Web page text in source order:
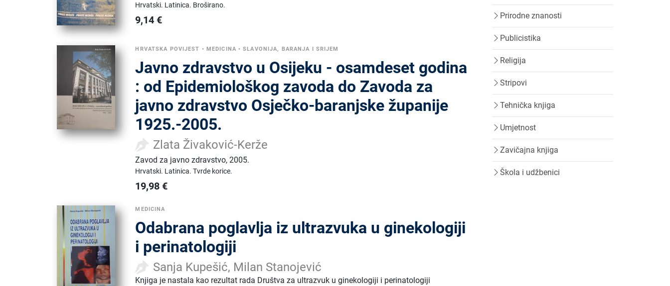
Hrvatski. Latinica. Broširano.
9,14 €
HRVATSKA POVIJEST • MEDICINA •SLAVONIJA, BARANJA I SRIJEM
Javno zdravstvo u Osijeku - osamdeset godina
: od Epidemiološkog zavoda do Zavoda za
javno zdravstvo Osječko-baranjske županije
1925.-2005.
Zlata Živaković-Kerže
Zavod za javno zdravstvo,2005.
Hrvatski. Latinica.Tvrde korice.
19,98 €
MEDICINA
Odabrana poglavlja iz ultrazvuka u ginekologiji
i perinatologiji
Sanja Kupešić, Milan Stanojević
Knjiga je nastala kao rezultat rada Društva za ultrazvuk u ginekologiji i perinatologiji
Prirodne znanosti
Publicistika
Religija
Stripovi
Tehnička knjiga
Umjetnost
Zavičajna knjiga
Škola i udžbenici